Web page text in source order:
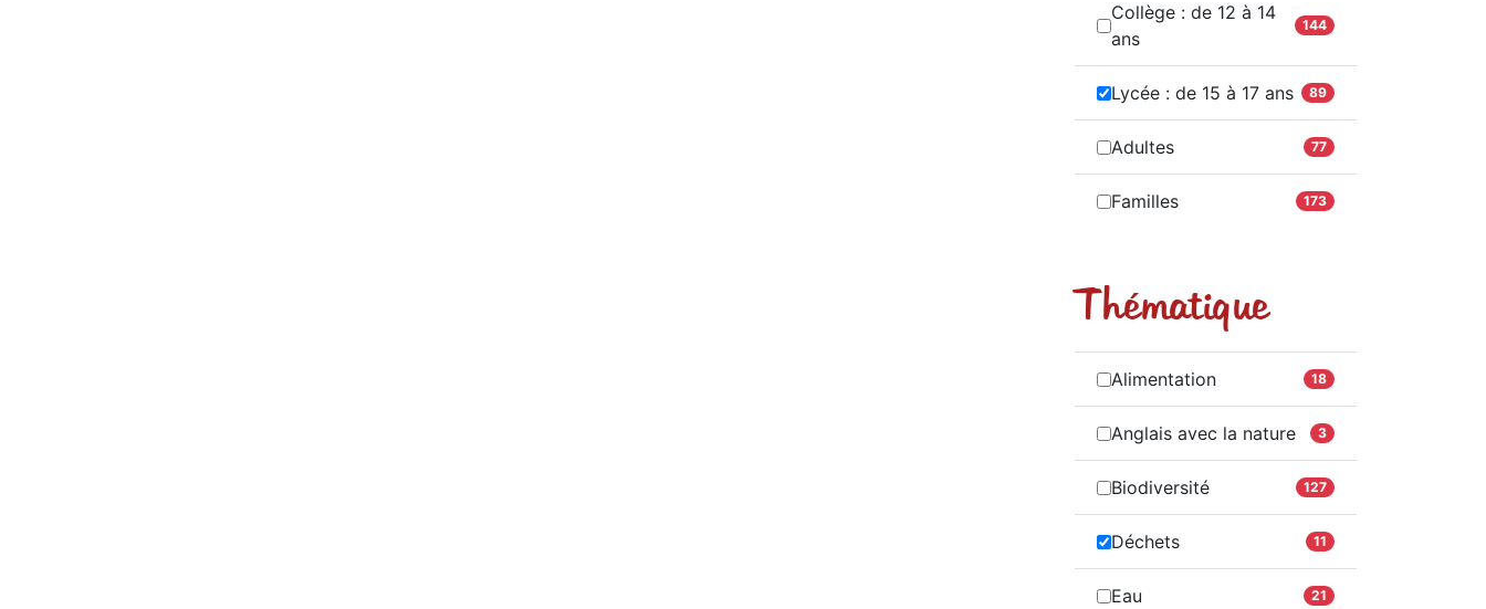
Collège : de 12 à 14
ans
144
Lycée : de 15 à 17 ans 89
Adultes 77
Familles 173
Thématique
Alimentation 18
Anglais avec la nature 3
Biodiversité 127
Déchets 11
Eau 21